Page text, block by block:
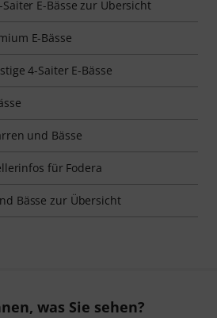
E-Bässe zur Übersicht
E-Bässe
4-Saiter E-Bässe
und Bässe
für Fodera
Bässe zur Übersicht
was Sie sehen?